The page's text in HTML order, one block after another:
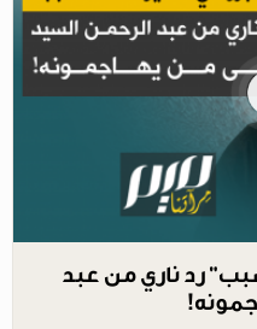
رد ناري من عبد